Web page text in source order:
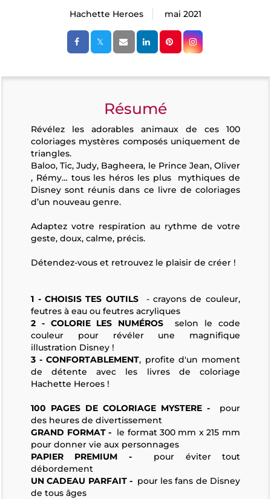
Hachette Heroes
mai 2021
Résumé
Révélez les adorables animaux de ces 100
coloriages mystères composés uniquement de
triangles.
Baloo, Tic, Judy, Bagheera, le Prince Jean, Oliver
, Rémy… tous les héros les plus mythiques de
Disney sont réunis dans ce livre de coloriages
d’un nouveau genre.
Adaptez votre respiration au rythme de votre
geste, doux, calme, précis.
Détendez-vous et retrouvez le plaisir de créer !
1 - CHOISIS TES OUTILS- crayons de couleur,
feutres à eau ou feutres acryliques
2 - COLORIE LES NUMÉROS selon le code
couleur pour révéler une magnifique
illustration Disney !
3 - CONFORTABLEMENT, profite d'un moment
de détente avec les livres de coloriage
Hachette Heroes !
100 PAGES DE COLORIAGE MYSTERE -pour
des heures de divertissement
GRAND FORMAT - le format 300 mm x 215 mm
pour donner vie aux personnages
PAPIER PREMIUM -pour éviter tout
débordement
UN CADEAU PARFAIT -pour les fans de Disney
de tous âges